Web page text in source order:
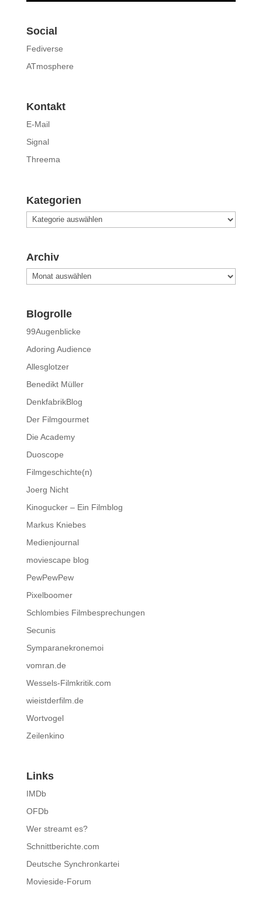
Social
Fediverse
ATmosphere
Kontakt
E-Mail
Signal
Threema
Kategorien
Kategorien
Archiv
Archiv
Blogrolle
99Augenblicke
Adoring Audience
Allesglotzer
Benedikt Müller
DenkfabrikBlog
Der Filmgourmet
Die Academy
Duoscope
Filmgeschichte(n)
Joerg Nicht
Kinogucker – Ein Filmblog
Markus Kniebes
Medienjournal
moviescape blog
PewPewPew
Pixelboomer
Schlombies Filmbesprechungen
Secunis
Symparanekronemoi
vomran.de
Wessels-Filmkritik.com
wieistderfilm.de
Wortvogel
Zeilenkino
Links
IMDb
OFDb
Wer streamt es?
Schnittberichte.com
Deutsche Synchronkartei
Movieside-Forum